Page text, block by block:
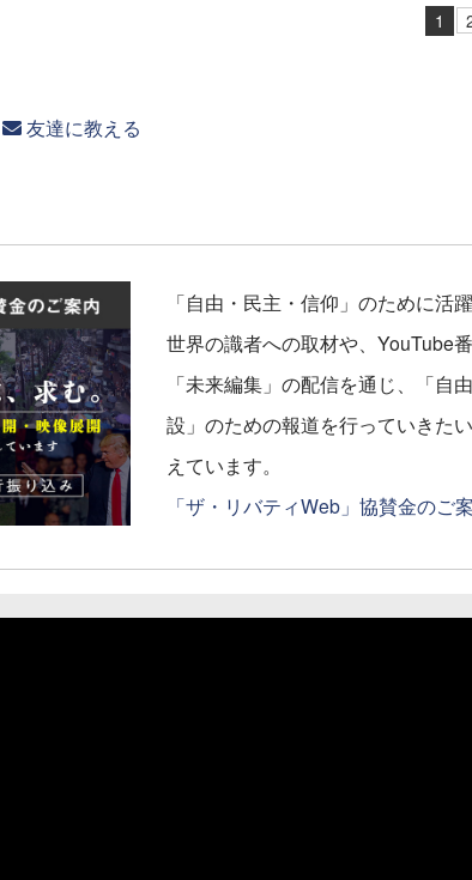
1
友達に教える
「自由・民主・信仰」のために活
世界の識者への取材や、YouTube
「未来編集」の配信を通じ、「自
設」のための報道を行っていきた
えています。
「ザ・リバティWeb」協賛金のご